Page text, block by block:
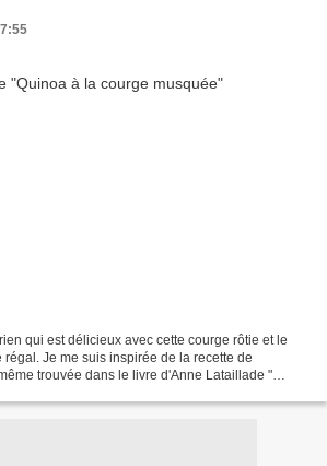
qui est délicieux avec cette courge rôtie et le
Je me suis inspirée de la recette de
trouvée dans le livre d'Anne Lataillade "